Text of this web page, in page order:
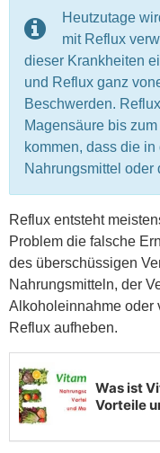
Heutzutage
mit Reflux
dieser Krankheiten
und Reflux ganz
Beschwerden.
Magensäure bis
kommen, dass die
Nahrungsmittel oder
Reflux entsteht
Problem die falsche
des überschüssigen
Nahrungsmitteln, der
Alkoholeinnahme oder
Reflux aufheben.